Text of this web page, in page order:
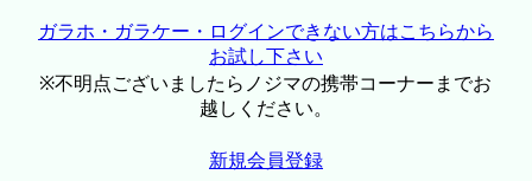
ガラホ・ガラケー・ログインできない方はこちらから
お試し下さい
※不明点ございましたらノジマの携帯コーナーまでお
越しください。
新規会員登録